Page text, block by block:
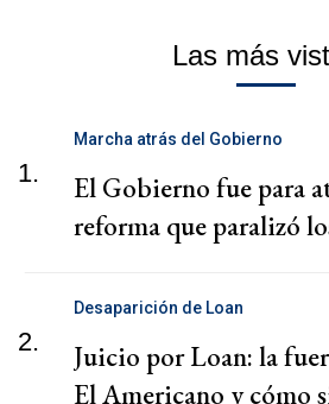
Las más
1.
Marcha atrás del Gobierno
El Gobierno fue para
reforma que paralizó
2.
Desaparición de Loan
Juicio por Loan: la
El Americano y cómo